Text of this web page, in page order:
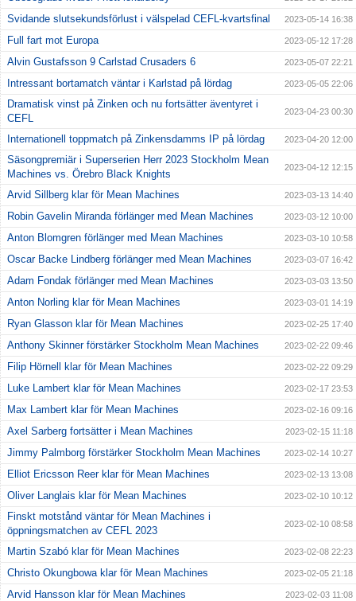
Svidande slutsekundsförlust i välspelad CEFL-kvartsfinal 2023-05-14 16:38
Full fart mot Europa 2023-05-12 17:28
Alvin Gustafsson 9 Carlstad Crusaders 6 2023-05-07 22:21
Intressant bortamatch väntar i Karlstad på lördag 2023-05-05 22:06
Dramatisk vinst på Zinken och nu fortsätter äventyret i
CEFL
2023-04-23 00:30
Internationell toppmatch på Zinkensdamms IP på lördag 2023-04-20 12:00
Säsongpremiär i Superserien Herr 2023 Stockholm Mean
Machines vs. Örebro Black Knights
2023-04-12 12:15
Arvid Sillberg klar för Mean Machines 2023-03-13 14:40
Robin Gavelin Miranda förlänger med Mean Machines 2023-03-12 10:00
Anton Blomgren förlänger med Mean Machines 2023-03-10 10:58
Oscar Backe Lindberg förlänger med Mean Machines 2023-03-07 16:42
Adam Fondak förlänger med Mean Machines 2023-03-03 13:50
Anton Norling klar för Mean Machines 2023-03-01 14:19
Ryan Glasson klar för Mean Machines 2023-02-25 17:40
Anthony Skinner förstärker Stockholm Mean Machines 2023-02-22 09:46
Filip Hörnell klar för Mean Machines 2023-02-22 09:29
Luke Lambert klar för Mean Machines 2023-02-17 23:53
Max Lambert klar för Mean Machines 2023-02-16 09:16
Axel Sarberg fortsätter i Mean Machines 2023-02-15 11:18
Jimmy Palmborg förstärker Stockholm Mean Machines 2023-02-14 10:27
Elliot Ericsson Reer klar för Mean Machines 2023-02-13 13:08
Oliver Langlais klar för Mean Machines 2023-02-10 10:12
Finskt motstånd väntar för Mean Machines i
öppningsmatchen av CEFL 2023
2023-02-10 08:58
Martin Szabó klar för Mean Machines 2023-02-08 22:23
Christo Okungbowa klar för Mean Machines 2023-02-05 21:18
Arvid Hansson klar för Mean Machines 2023-02-03 11:08